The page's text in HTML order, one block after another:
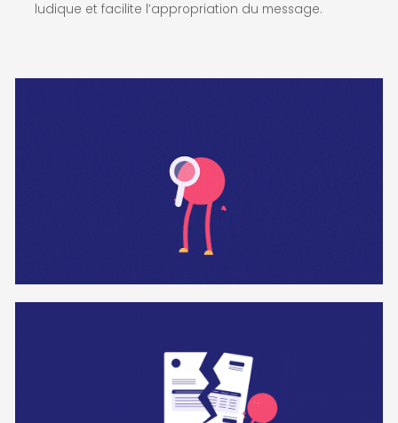
ludique et facilite l’appropriation du message.